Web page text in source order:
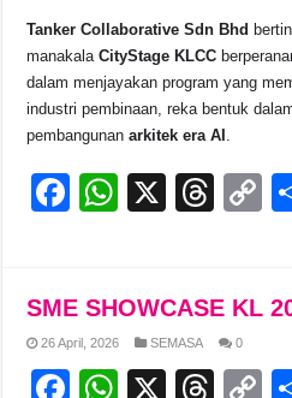
Tanker Collaborative Sdn Bhd
manakalaCityStage KLCC
dalam menjayakan program yang
industri pembinaan, reka bentuk
pembangunanarkitek era AI .
F
e
b
o
W
s
A
p
X
T
a
d
s
C
y
n
SME SHOWCASE KL
26 April, 2026 SEMASA 0
F
W
X
T
C